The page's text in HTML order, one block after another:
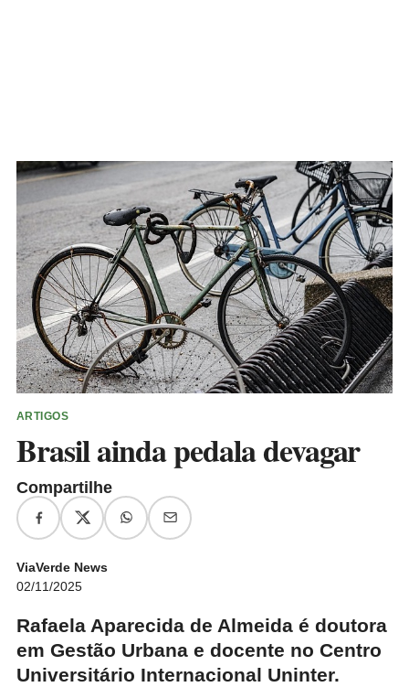
ARTIGOS
Brasil ainda pedala devagar
Compartilhe
ViaVerde News
02/11/2025
Rafaela Aparecida de Almeida é doutora
em Gestão Urbana e docente no Centro
Universitário Internacional Uninter.